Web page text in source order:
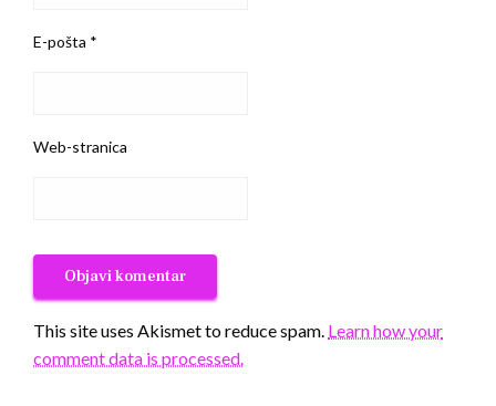
E-pošta *
Web-stranica
This site uses Akismet to reduce spam. Learn how your
comment data is processed.